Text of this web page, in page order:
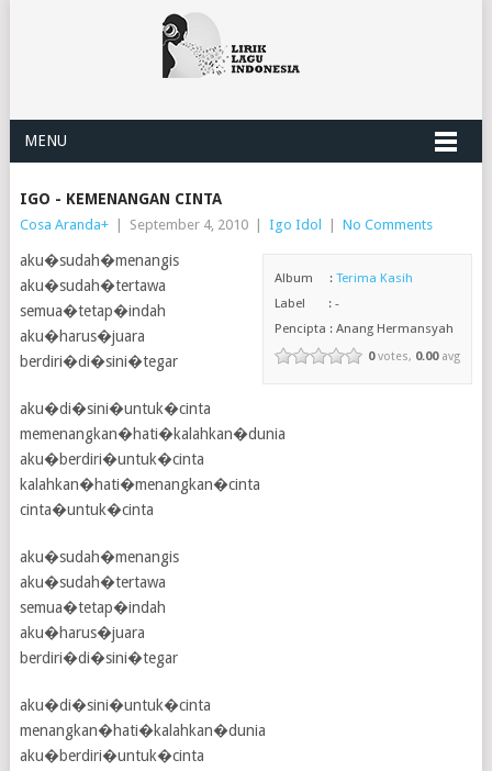
MENU
IGO - KEMENANGAN CINTA
Cosa Aranda+ September 4, 2010 Igo Idol No Comments
Album :Terima Kasih
Label : -
Pencipta : Anang Hermansyah
0votes, 0.00avg
aku�sudah�menangis
aku�sudah�tertawa
semua�tetap�indah
aku�harus�juara
berdiri�di�sini�tegar
aku�di�sini�untuk�cinta
memenangkan�hati�kalahkan�dunia
aku�berdiri�untuk�cinta
kalahkan�hati�menangkan�cinta
cinta�untuk�cinta
aku�sudah�menangis
aku�sudah�tertawa
semua�tetap�indah
aku�harus�juara
berdiri�di�sini�tegar
aku�di�sini�untuk�cinta
menangkan�hati�kalahkan�dunia
aku�berdiri�untuk�cinta